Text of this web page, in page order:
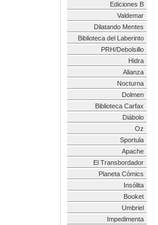
Ediciones B
Valdemar
Dilatando Mentes
Biblioteca del Laberinto
PRH/Debolsillo
Hidra
Alianza
Nocturna
Dolmen
Biblioteca Carfax
Diábolo
Oz
Sportula
Apache
El Transbordador
Planeta Cómics
Insólita
Booket
Umbriel
Impedimenta